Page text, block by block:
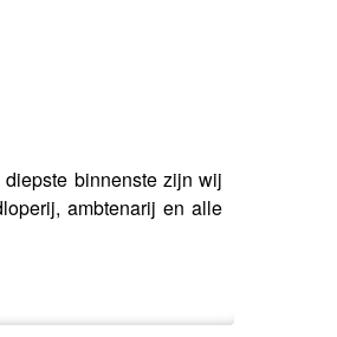
binnenste zijn wij
ambtenarij en alle